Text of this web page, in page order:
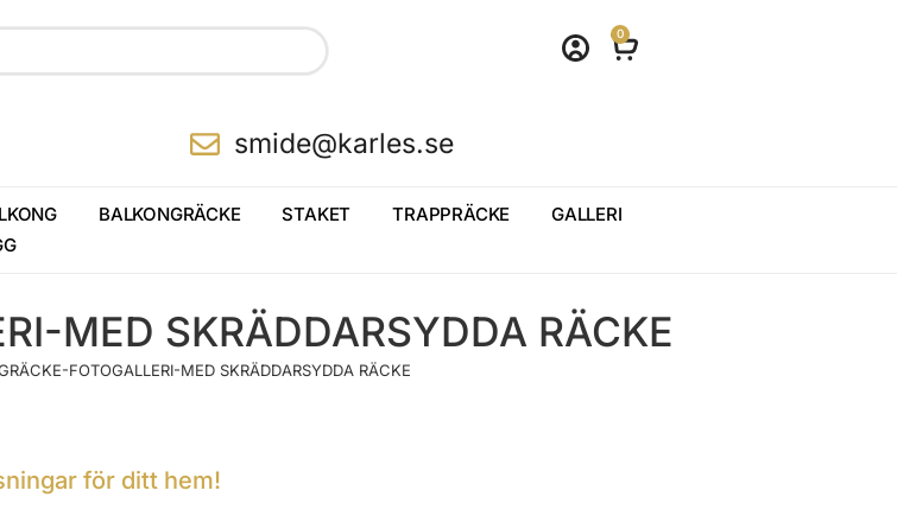
0
smide@karles.se
BALKONGRÄCKE STAKET TRAPPRÄCKE
GALLERI
MED SKRÄDDARSYDDA RÄCKE
FOTOGALLERI-MED SKRÄDDARSYDDA RÄCKE
för ditt hem!